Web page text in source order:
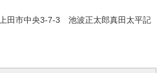
市中央3-7-3 池波正太郎真田太平記